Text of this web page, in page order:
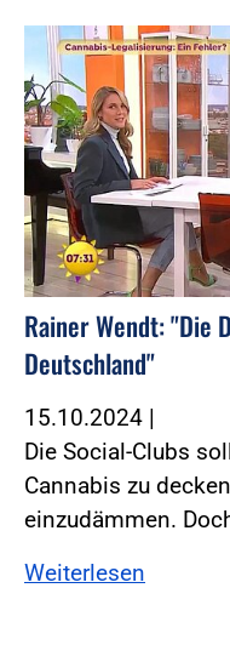
Rainer Wendt:
Deutschland"
15.10.2024 |
Die Social-Clubs
Cannabis zu
einzudämmen.
Weiterlesen